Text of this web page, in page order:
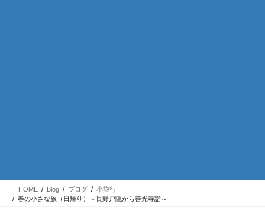
HOME Blog ブログ
小旅行
春の小さな旅（日帰り）～長野戸隠から善光寺詣～